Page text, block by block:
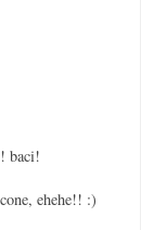
baci!
ehehe!! :)